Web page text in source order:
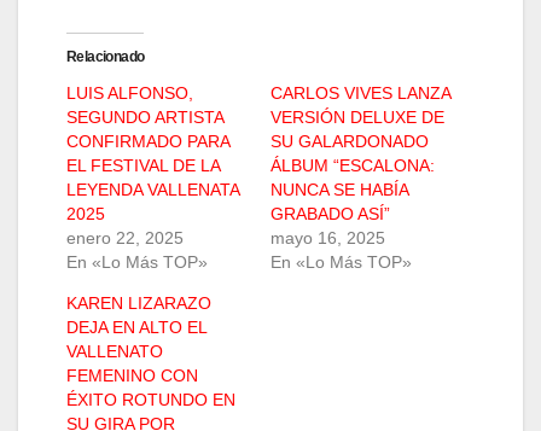
Relacionado
LUIS ALFONSO,
SEGUNDO ARTISTA
CONFIRMADO PARA
EL FESTIVAL DE LA
LEYENDA VALLENATA
2025
enero 22, 2025
En «Lo Más TOP»
CARLOS VIVES LANZA
VERSIÓN DELUXE DE
SU GALARDONADO
ÁLBUM “ESCALONA:
NUNCA SE HABÍA
GRABADO ASÍ”
mayo 16, 2025
En «Lo Más TOP»
KAREN LIZARAZO
DEJA EN ALTO EL
VALLENATO
FEMENINO CON
ÉXITO ROTUNDO EN
SU GIRA POR